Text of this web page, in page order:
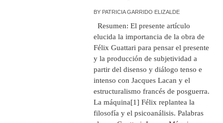
BY PATRICIA GARRIDO ELIZALDE
Resumen: El presente artículo
elucida la importancia de la obra de
Félix Guattari para pensar el presente
y la producción de subjetividad a
partir del disenso y diálogo tenso e
intenso con Jacques Lacan y el
estructuralismo francés de posguerra.
La máquina[1] Félix replantea la
filosofía y el psicoanálisis. Palabras